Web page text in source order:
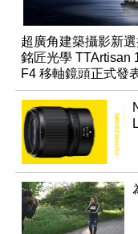
超廣角建築攝影新選
銘匠光學 TTArtisan
F4 移軸鏡頭正式發